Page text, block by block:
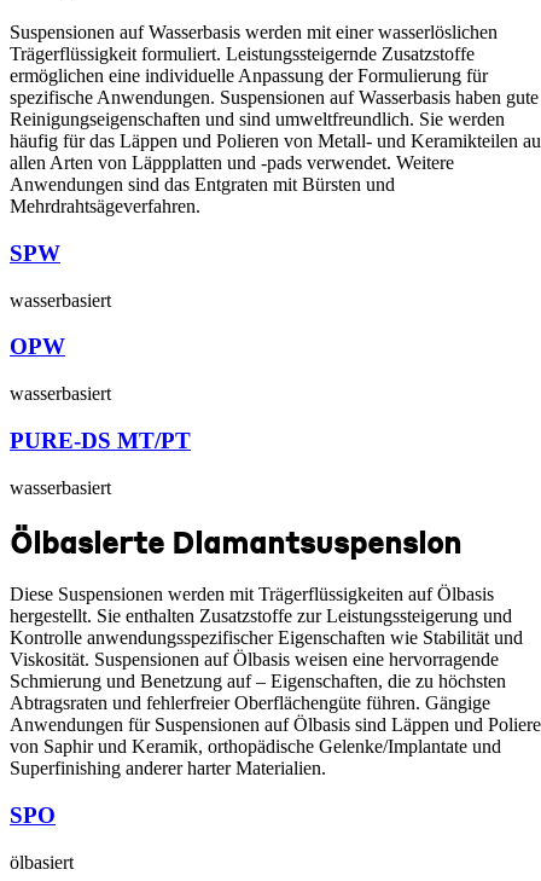
Suspensionen auf Wasserbasis werden mit einer wasserlöslichen
Trägerflüssigkeit formuliert. Leistungssteigernde Zusatzstoffe
ermöglichen eine individuelle Anpassung der Formulierung für
spezifische Anwendungen. Suspensionen auf Wasserbasis haben gute
Reinigungseigenschaften und sind umweltfreundlich. Sie werden
häufig für das Läppen und Polieren von Metall- und Keramikteilen
allen Arten von Läppplatten und -pads verwendet. Weitere
Anwendungen sind das Entgraten mit Bürsten und
Mehrdrahtsägeverfahren.
SPW
wasserbasiert
OPW
wasserbasiert
PURE-DS MT/PT
wasserbasiert
Ölbasierte Diamantsuspension
Diese Suspensionen werden mit Trägerflüssigkeiten auf Ölbasis
hergestellt. Sie enthalten Zusatzstoffe zur Leistungssteigerung und
Kontrolle anwendungsspezifischer Eigenschaften wie Stabilität und
Viskosität. Suspensionen auf Ölbasis weisen eine hervorragende
Schmierung und Benetzung auf – Eigenschaften, die zu höchsten
Abtragsraten und fehlerfreier Oberflächengüte führen. Gängige
Anwendungen für Suspensionen auf Ölbasis sind Läppen und
von Saphir und Keramik, orthopädische Gelenke/Implantate und
Superfinishing anderer harter Materialien.
SPO
ölbasiert